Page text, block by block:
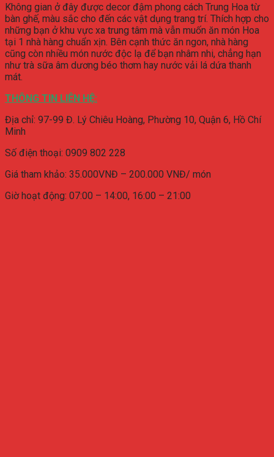
Không gian ở đây được decor đậm phong cách Trung Hoa từ
bàn ghế, màu sắc cho đến các vật dụng trang trí. Thích hợp cho
những bạn ở khu vực xa trung tâm mà vẫn muốn ăn món Hoa
tại 1 nhà hàng chuẩn xịn. Bên cạnh thức ăn ngon, nhà hàng
cũng còn nhiều món nước độc lạ để bạn nhâm nhi, chẳng hạn
như trà sữa âm dương béo thơm hay nước vải lá dứa thanh
mát.
THÔNG TIN LIÊN HỆ:
Địa chỉ: 97-99 Đ. Lý Chiêu Hoàng, Phường 10, Quận 6, Hồ Chí
Minh
Số điện thoại: 0909 802 228
Giá tham khảo: 35.000VNĐ – 200.000 VNĐ/ món
Giờ hoạt động: 07:00 – 14:00, 16:00 – 21:00